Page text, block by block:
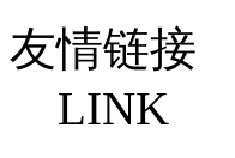
友情链接
LINK